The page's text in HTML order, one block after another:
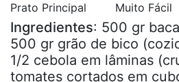
Prato Principal Muito Fácil
Ingredientes: 500 gr
500 gr grão de bico
1/2 cebola em lâminas
tomates cortados em